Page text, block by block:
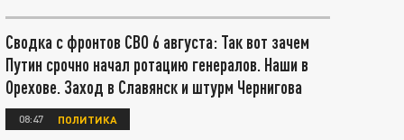
Сводка с фронтов СВО 6 августа: Так вот зачем
Путин срочно начал ротацию генералов. Наши в
Орехове. Заход в Славянск и штурм Чернигова
08:47 ПОЛИТИКА